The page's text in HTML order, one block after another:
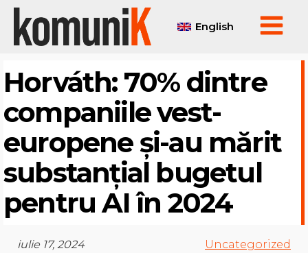
English
Horváth: 70% dintre
companiile vest-
europene și-au mărit
substanțial bugetul
pentru AI în 2024
iulie 17, 2024 Uncategorized